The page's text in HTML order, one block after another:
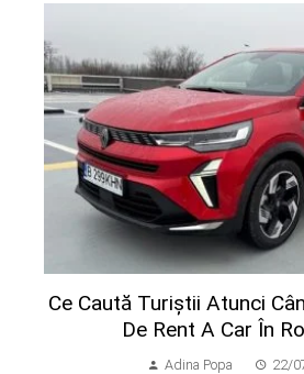
Ce Caută Turiștii Atunci
De Rent A Car În
Adina Popa 22/